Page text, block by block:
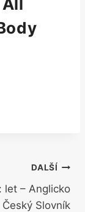
DALŠÍ
let – Anglicko
Český Slovník